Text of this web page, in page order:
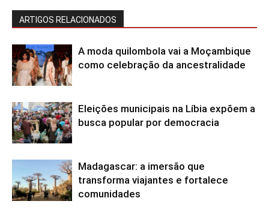
ARTIGOS RELACIONADOS
A moda quilombola vai a Moçambique
como celebração da ancestralidade
Eleições municipais na Líbia expõem a
busca popular por democracia
Madagascar: a imersão que
transforma viajantes e fortalece
comunidades